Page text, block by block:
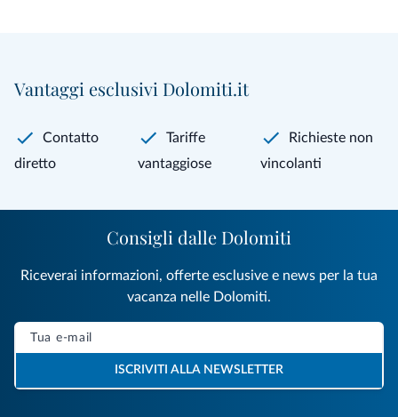
Vantaggi esclusivi Dolomiti.it
Contatto
diretto
Tariffe
vantaggiose
Richieste non
vincolanti
Consigli dalle Dolomiti
Riceverai informazioni, offerte esclusive e news per la tua
vacanza nelle Dolomiti.
ISCRIVITI ALLA NEWSLETTER